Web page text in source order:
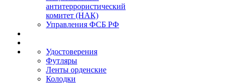
антитеррористический
комитет (НАК)
Управления ФСБ РФ
Удостоверения
Футляры
Ленты орденские
Колодки